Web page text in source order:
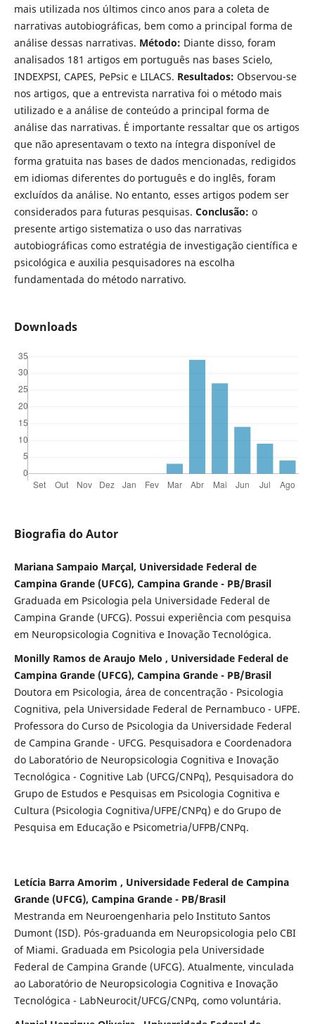
mais utilizada nos últimos cinco anos para a coleta de
narrativas autobiográficas, bem como a principal forma de
análise dessas narrativas. Método: Diante disso, foram
analisados 181 artigos em português nas bases Scielo,
INDEXPSI, CAPES, PePsic e LILACS. Resultados: Observou-se
nos artigos, que a entrevista narrativa foi o método mais
utilizado e a análise de conteúdo a principal forma de
análise das narrativas. É importante ressaltar que os artigos
que não apresentavam o texto na íntegra disponível de
forma gratuita nas bases de dados mencionadas, redigidos
em idiomas diferentes do português e do inglês, foram
excluídos da análise. No entanto, esses artigos podem ser
considerados para futuras pesquisas. Conclusão: o
presente artigo sistematiza o uso das narrativas
autobiográficas como estratégia de investigação científica e
psicológica e auxilia pesquisadores na escolha
fundamentada do método narrativo.
Downloads
Biografia do Autor
Mariana Sampaio Marçal, Universidade Federal de
Campina Grande (UFCG), Campina Grande - PB/Brasil
Graduada em Psicologia pela Universidade Federal de
Campina Grande (UFCG). Possui experiência com pesquisa
em Neuropsicologia Cognitiva e Inovação Tecnológica.
Monilly Ramos de Araujo Melo , Universidade Federal de
Campina Grande (UFCG), Campina Grande - PB/Brasil
Doutora em Psicologia, área de concentração - Psicologia
Cognitiva, pela Universidade Federal de Pernambuco - UFPE.
Professora do Curso de Psicologia da Universidade Federal
de Campina Grande - UFCG. Pesquisadora e Coordenadora
do Laboratório de Neuropsicologia Cognitiva e Inovação
Tecnológica - Cognitive Lab (UFCG/CNPq), Pesquisadora do
Grupo de Estudos e Pesquisas em Psicologia Cognitiva e
Cultura (Psicologia Cognitiva/UFPE/CNPq) e do Grupo de
Pesquisa em Educação e Psicometria/UFPB/CNPq.
Letícia Barra Amorim , Universidade Federal de Campina
Grande (UFCG), Campina Grande - PB/Brasil
Mestranda em Neuroengenharia pelo Instituto Santos
Dumont (ISD). Pós-graduanda em Neuropsicologia pelo CBI
of Miami. Graduada em Psicologia pela Universidade
Federal de Campina Grande (UFCG). Atualmente, vinculada
ao Laboratório de Neuropsicologia Cognitiva e Inovação
Tecnológica - LabNeurocit/UFCG/CNPq, como voluntária.